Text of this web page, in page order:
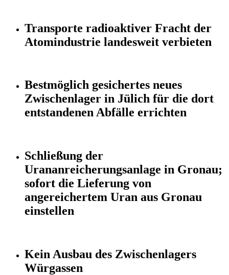
Transporte radioaktiver Fracht der
Atomindustrie landesweit verbieten
Bestmöglich gesichertes neues
Zwischenlager in Jülich für die dort
entstandenen Abfälle errichten
Schließung der
Urananreicherungsanlage in Gronau;
sofort die Lieferung von
angereichertem Uran aus Gronau
einstellen
Kein Ausbau des Zwischenlagers
Würgassen